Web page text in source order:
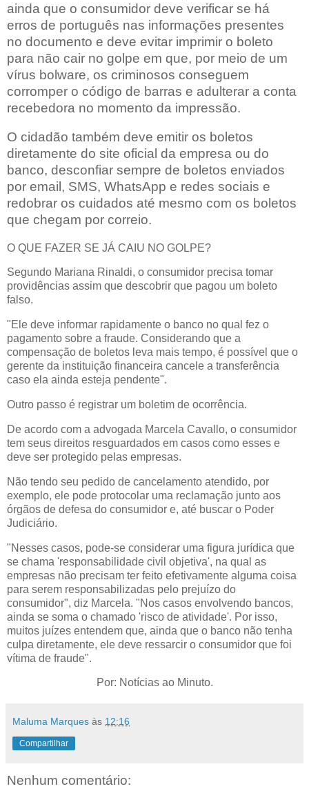
ainda que o consumidor deve verificar se há
erros de português nas informações presentes
no documento e deve evitar imprimir o boleto
para não cair no golpe em que, por meio de um
vírus bolware, os criminosos conseguem
corromper o código de barras e adulterar a conta
recebedora no momento da impressão.
O cidadão também deve emitir os boletos
diretamente do site oficial da empresa ou do
banco, desconfiar sempre de boletos enviados
por email, SMS, WhatsApp e redes sociais e
redobrar os cuidados até mesmo com os boletos
que chegam por correio.
O QUE FAZER SE JÁ CAIU NO GOLPE?
Segundo Mariana Rinaldi, o consumidor precisa tomar
providências assim que descobrir que pagou um boleto
falso.
"Ele deve informar rapidamente o banco no qual fez o
pagamento sobre a fraude. Considerando que a
compensação de boletos leva mais tempo, é possível que o
gerente da instituição financeira cancele a transferência
caso ela ainda esteja pendente".
Outro passo é registrar um boletim de ocorrência.
De acordo com a advogada Marcela Cavallo, o consumidor
tem seus direitos resguardados em casos como esses e
deve ser protegido pelas empresas.
Não tendo seu pedido de cancelamento atendido, por
exemplo, ele pode protocolar uma reclamação junto aos
órgãos de defesa do consumidor e, até buscar o Poder
Judiciário.
"Nesses casos, pode-se considerar uma figura jurídica que
se chama 'responsabilidade civil objetiva', na qual as
empresas não precisam ter feito efetivamente alguma coisa
para serem responsabilizadas pelo prejuízo do
consumidor", diz Marcela. "Nos casos envolvendo bancos,
ainda se soma o chamado 'risco de atividade'. Por isso,
muitos juízes entendem que, ainda que o banco não tenha
culpa diretamente, ele deve ressarcir o consumidor que foi
vítima de fraude".
Por: Notícias ao Minuto.
Maluma Marques às 12:16
Compartilhar
Nenhum comentário: